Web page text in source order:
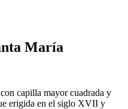
María
capilla mayor cuadrada y
erigida en el siglo XVII y